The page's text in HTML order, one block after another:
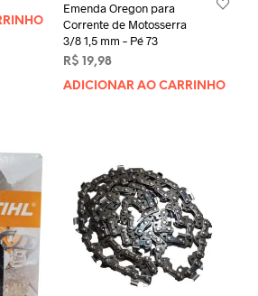
Emenda Oregon para
Corrente de Motosserra
3/8 1,5 mm – Pé 73
R$ 19,98
ADICIONAR AO CARRINHO